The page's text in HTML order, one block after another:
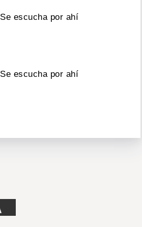
Se escucha por ahí
Se escucha por ahí